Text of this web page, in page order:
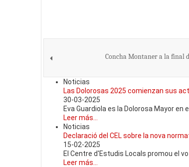
Concha Montaner a la final
Noticias
Las Dolorosas 2025 comienzan sus
30-03-2025
Eva Guardiola es la Dolorosa Mayor en
Leer más...
Noticias
Declaració del CEL sobre la nova
15-02-2025
El Centre d'Estudis Locals promou el
Leer más...